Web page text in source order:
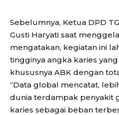
Sebelumnya, Ketua DPD
Gusti Haryati saat
mengatakan, kegiatan ini
tingginya angka karies
khususnya ABK dengan
“Data global mencatat,
dunia terdampak penyakit
karies sebagai beban